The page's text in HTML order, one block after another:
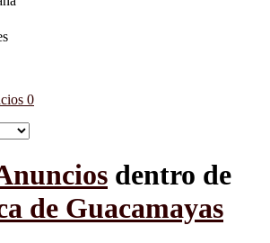
0
dentro de
de Guacamayas